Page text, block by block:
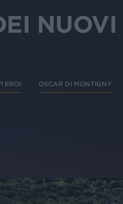
EROI OSCAR DI MONTIGNY